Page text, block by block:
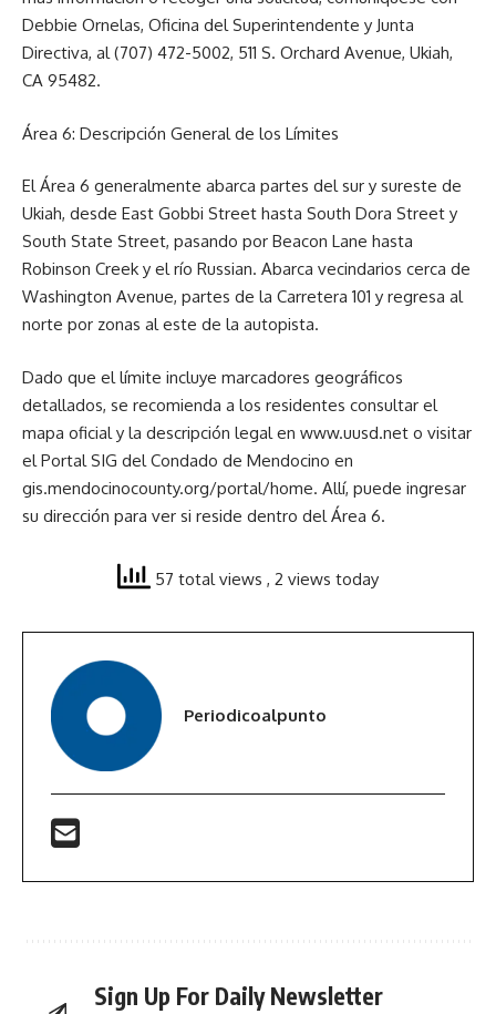
Debbie Ornelas, Oficina del Superintendente y Junta
Directiva, al (707) 472-5002, 511 S. Orchard Avenue, Ukiah,
CA 95482.
Área 6: Descripción General de los Límites
El Área 6 generalmente abarca partes del sur y sureste de
Ukiah, desde East Gobbi Street hasta South Dora Street y
South State Street, pasando por Beacon Lane hasta
Robinson Creek y el río Russian. Abarca vecindarios cerca de
Washington Avenue, partes de la Carretera 101 y regresa al
norte por zonas al este de la autopista.
Dado que el límite incluye marcadores geográficos
detallados, se recomienda a los residentes consultar el
mapa oficial y la descripción legal en www.uusd.net o visitar
el Portal SIG del Condado de Mendocino en
gis.mendocinocounty.org/portal/home. Allí, puede ingresar
su dirección para ver si reside dentro del Área 6.
57 total views , 2 views today
Periodicoalpunto
Sign Up For Daily Newsletter